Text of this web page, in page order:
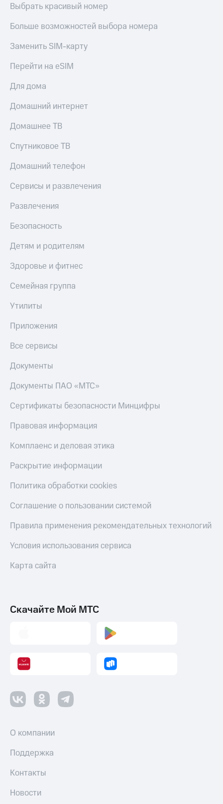
Выбрать красивый номер
Больше возможностей выбора номера
Заменить SIM-карту
Перейти на eSIM
Для дома
Домашний интернет
Домашнее ТВ
Спутниковое ТВ
Домашний телефон
Сервисы и развлечения
Развлечения
Безопасность
Детям и родителям
Здоровье и фитнес
Семейная группа
Утилиты
Приложения
Все сервисы
Документы
Документы ПАО «МТС»
Сертификаты безопасности Минцифры
Правовая информация
Комплаенс и деловая этика
Раскрытие информации
Политика обработки cookies
Соглашение о пользовании системой
Правила применения рекомендательных технологий
Условия использования сервиса
Карта сайта
Скачайте Мой МТС
О компании
Поддержка
Контакты
Новости